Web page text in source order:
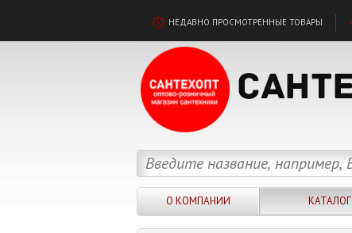
НЕДАВНО ПРОСМОТРЕННЫЕ ТОВАРЫ
О КОМПАНИИ КАТАЛОГ